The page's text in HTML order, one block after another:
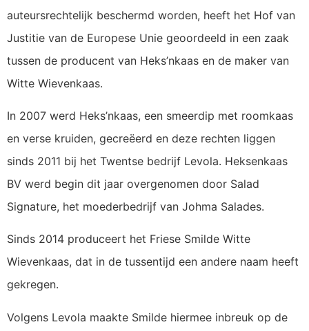
auteursrechtelijk beschermd worden, heeft het Hof van
Justitie van de Europese Unie geoordeeld in een zaak
tussen de producent van Heks’nkaas en de maker van
Witte Wievenkaas.
In 2007 werd Heks’nkaas, een smeerdip met roomkaas
en verse kruiden, gecreëerd en deze rechten liggen
sinds 2011 bij het Twentse bedrijf Levola. Heksenkaas
BV werd begin dit jaar overgenomen door Salad
Signature, het moederbedrijf van Johma Salades.
Sinds 2014 produceert het Friese Smilde Witte
Wievenkaas, dat in de tussentijd een andere naam heeft
gekregen.
Volgens Levola maakte Smilde hiermee inbreuk op de